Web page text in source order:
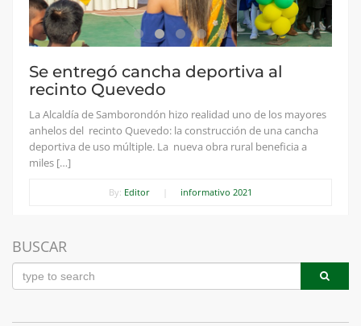
Se entregó cancha deportiva al
recinto Quevedo
La Alcaldía de Samborondón hizo realidad uno de los mayores
anhelos del recinto Quevedo: la construcción de una cancha
deportiva de uso múltiple. La nueva obra rural beneficia a
miles […]
By: Editor informativo 2021
BUSCAR